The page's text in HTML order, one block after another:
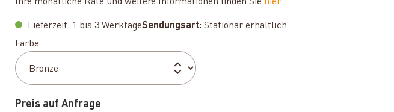
Lieferzeit: 1 bis 3 WerktageSendungsart: Stationär erhältlich
Farbe
Preis auf Anfrage